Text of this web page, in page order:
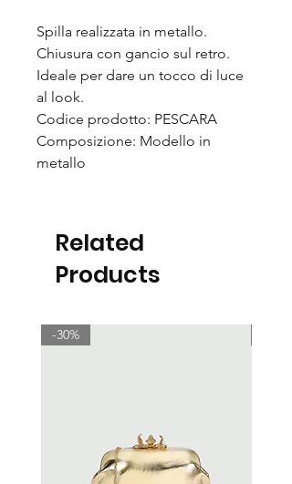
Spilla realizzata in metallo.
Chiusura con gancio sul retro.
Ideale per dare un tocco di luce
al look.
Codice prodotto: PESCARA
Composizione: Modello in
metallo
Related
Products
-30%